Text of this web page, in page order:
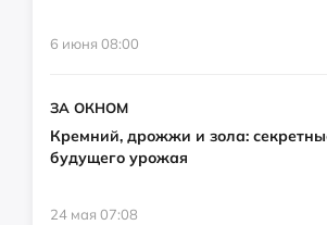
6 июня 08:00
ЗА ОКНОМ
Кремний, дрожжи и зола:
будущего урожая
24 мая 07:08